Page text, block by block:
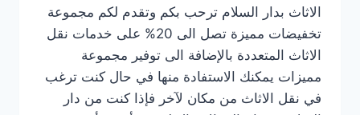
الاثاث بدار السلام ترحب بكم وتقدم لكم مجموعة
تخفيضات مميزة تصل الى 20% على خدمات نقل
الاثاث المتعددة بالإضافة الى توفير مجموعة
مميزات يمكنك الاستفادة منها في حال كنت ترغب
في نقل الاثاث من مكان لآخر فإذا كنت من دار